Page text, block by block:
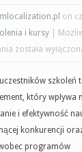
on
i kursy
Sposoby
motywację
uczestników
szkoleń
została
szkoleń
który wpływa
i efektywność
konkurencji
programów